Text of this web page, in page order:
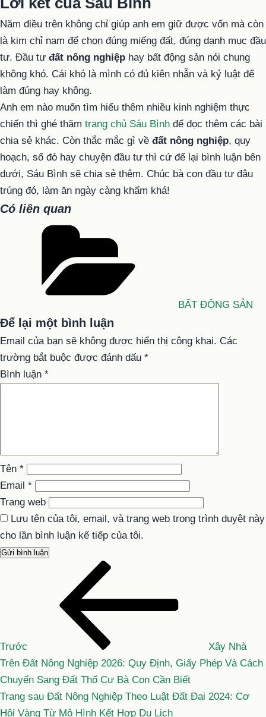
Năm điều trên không chỉ giúp anh em giữ được vốn mà còn
là kim chỉ nam để chọn đúng miếng đất, đúng danh mục đầu
tư. Đầu tư đất nông nghiệp hay bất động sản nói chung
không khó. Cái khó là mình có đủ kiên nhẫn và kỷ luật để
làm đúng hay không.
Anh em nào muốn tìm hiểu thêm nhiều kinh nghiệm thực
chiến thì ghé thăm trang chủ Sáu Bình để đọc thêm các bài
chia sẻ khác. Còn thắc mắc gì về đất nông nghiệp, quy
hoạch, sổ đỏ hay chuyện đầu tư thì cứ để lại bình luận bên
dưới, Sáu Bình sẽ chia sẻ thêm. Chúc bà con đầu tư đâu
trúng đó, làm ăn ngày càng khấm khá!
Có liên quan
BẤT ĐỘNG SẢN
Để lại một bình luận
Email của bạn sẽ không được hiển thị công khai. Các
trường bắt buộc được đánh dấu *
Bình luận *
Tên *
Email *
Trang web
Lưu tên của tôi, email, và trang web trong trình duyệt này
cho lần bình luận kế tiếp của tôi.
viết
Trước
Xây Nhà
Trên Đất Nông Nghiệp 2026: Quy Định, Giấy Phép Và Cách
Chuyển Sang Đất Thổ Cư Bà Con Cần Biết
Bài
tiếp
Trang sau Đất Nông Nghiệp Theo Luật Đất Đai 2024: Cơ
Hội Vàng Từ Mô Hình Kết Hợp Du Lịch